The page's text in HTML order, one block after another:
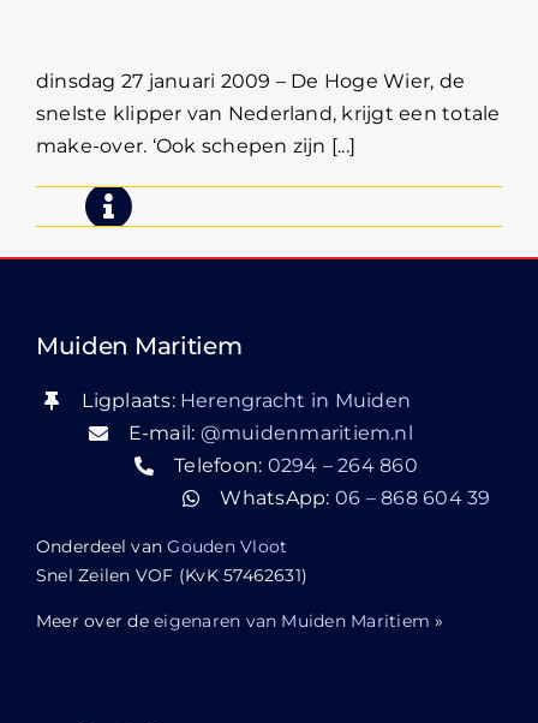
dinsdag 27 januari 2009 – De Hoge Wier, de
snelste klipper van Nederland, krijgt een totale
make-over. ‘Ook schepen zijn [...]
Muiden Maritiem
Ligplaats: Herengracht in Muiden
E-mail: @muidenmaritiem.nl
Telefoon: 0294 – 264 860
WhatsApp: 06 – 868 604 39
Onderdeel vanGouden Vloot
Snel Zeilen VOF (KvK 57462631)
Meer over deeigenaren van Muiden Maritiem »